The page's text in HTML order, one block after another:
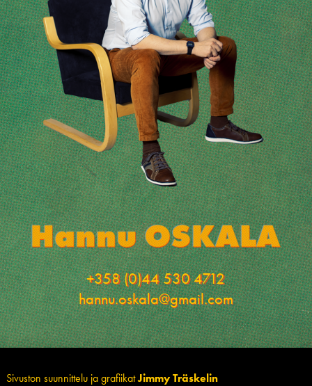
+358 (0)44 530 4712
hannu.oskala@gmail.com
Sivuston suunnittelu ja grafiikatJimmy Träskelin